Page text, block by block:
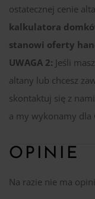
ostatecznej cenie
kalkulatora
stanowi oferty
UWAGA 2: Jeśli
altany lub chcesz
skontaktuj się z
a my wykonamy dla
OPINIE
Na razie nie ma